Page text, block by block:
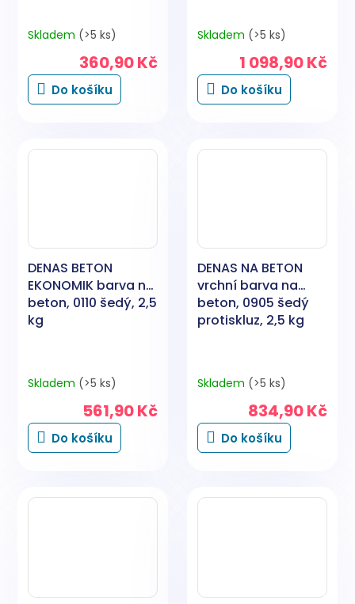
Skladem (>5 ks)
360,90 Kč
Do košíku
Skladem (>5 ks)
1 098,90 Kč
Do košíku
DENAS BETON
EKONOMIK barva na
beton, 0110 šedý, 2,5
kg
Skladem (>5 ks)
561,90 Kč
Do košíku
DENAS NA BETON
vrchní barva na
beton, 0905 šedý
protiskluz, 2,5 kg
Skladem (>5 ks)
834,90 Kč
Do košíku